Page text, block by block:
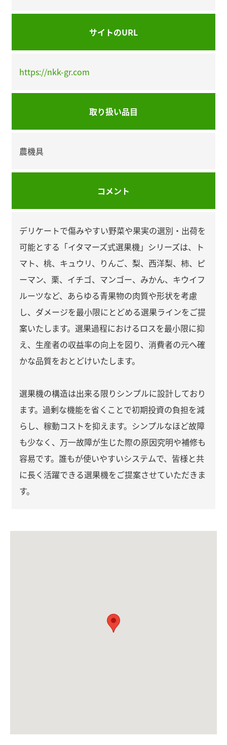
サイトのURL
https://nkk-gr.com
取り扱い品目
農機具
コメント
デリケートで傷みやすい野菜や果実の選別・出荷を
可能とする「イタマーズ式選果機」シリーズは、ト
マト、桃、キュウリ、りんご、梨、西洋梨、柿、ピ
ーマン、栗、イチゴ、マンゴー、みかん、キウイフ
ルーツなど、あらゆる青果物の肉質や形状を考慮
し、ダメージを最小限にとどめる選果ラインをご提
案いたします。選果過程におけるロスを最小限に抑
え、生産者の収益率の向上を図り、消費者の元へ確
かな品質をおとどけいたします。
選果機の構造は出来る限りシンプルに設計しており
ます。過剰な機能を省くことで初期投資の負担を減
らし、稼動コストを抑えます。シンプルなほど故障
も少なく、万一故障が生じた際の原因究明や補修も
容易です。誰もが使いやすいシステムで、皆様と共
に長く活躍できる選果機をご提案させていただきま
す。